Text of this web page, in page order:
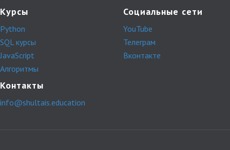
Курсы
Python
SQL курсы
JavaScript
Алгоритмы
Контакты
info@shultais.education
Социальные сети
YouTube
Телеграм
Вконтакте